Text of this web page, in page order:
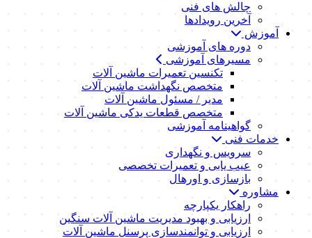
چالش های فنی
آخرین رویدادها
آموزش
دوره های آموزشی
مسیرهای آموزشی
تکنسین تعمیرات ماشین آلات
متخصص نگهداشت ماشین آلات
مدیر / مسئول ماشین آلات
متخصص قطعات یدکی ماشین آلات
گواهینامه آموزشی
خدمات فنی
سرویس و نگهداری
عیب یابی و تعمیرات تخصصی
بازسازی و اورهال
مشاوره
راهکار یکپارچه
ارزیابی و بهبود مدیریت ماشین آلات سنگین
ارزیابی و توانمندسازی پرسنل ماشین آلات